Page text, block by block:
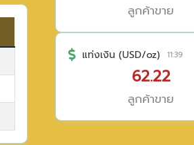
ลูกค้าขาย
แท่งเงิน (USD/oz) 11:39
62.22
ลูกค้าขาย